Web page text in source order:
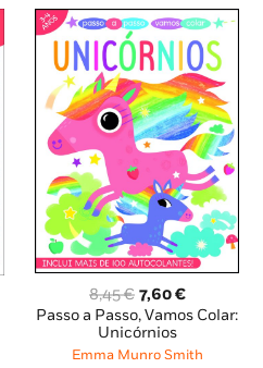
8,45€ O
preço
original
era:
7,60€O
preço
é:
Passo a Passo, Vamos Colar:
Unicórnios
Emma Munro Smith